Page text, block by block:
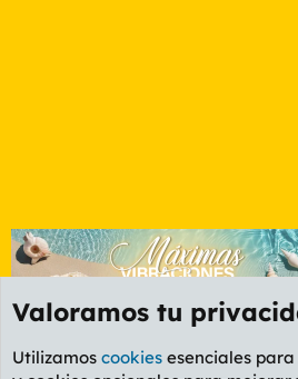
Valoramos tu
Utilizamos cookies esenciales